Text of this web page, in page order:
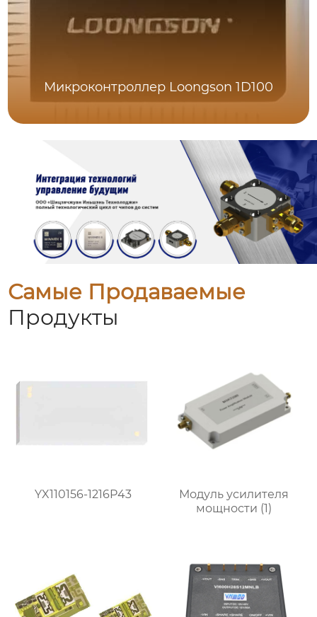
Микроконтроллер Loongson 1D100
Самые Продаваемые
Продукты
YX110156-1216P43
Модуль усилителя
мощности (1)